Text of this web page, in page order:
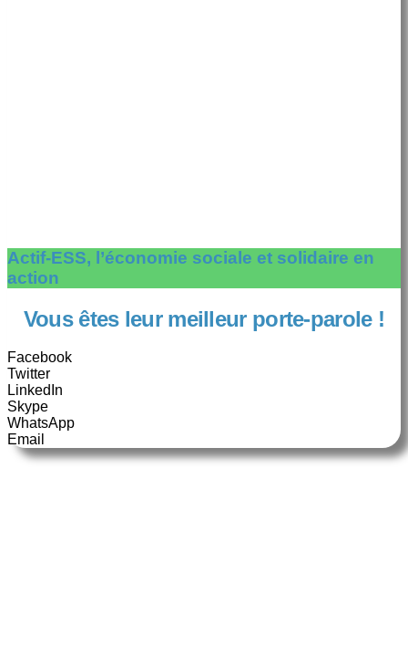
Actif-ESS, l’économie sociale et solidaire en
action
Vous êtes leur meilleur porte-parole !
Facebook
Twitter
LinkedIn
Skype
WhatsApp
Email